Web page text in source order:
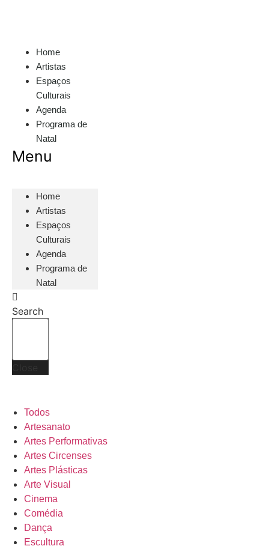
Home
Artistas
Espaços
Culturais
Agenda
Programa de
Natal
Menu
Home
Artistas
Espaços
Culturais
Agenda
Programa de
Natal
Search
Todos
Artesanato
Artes Performativas
Artes Circenses
Artes Plásticas
Arte Visual
Cinema
Comédia
Dança
Escultura